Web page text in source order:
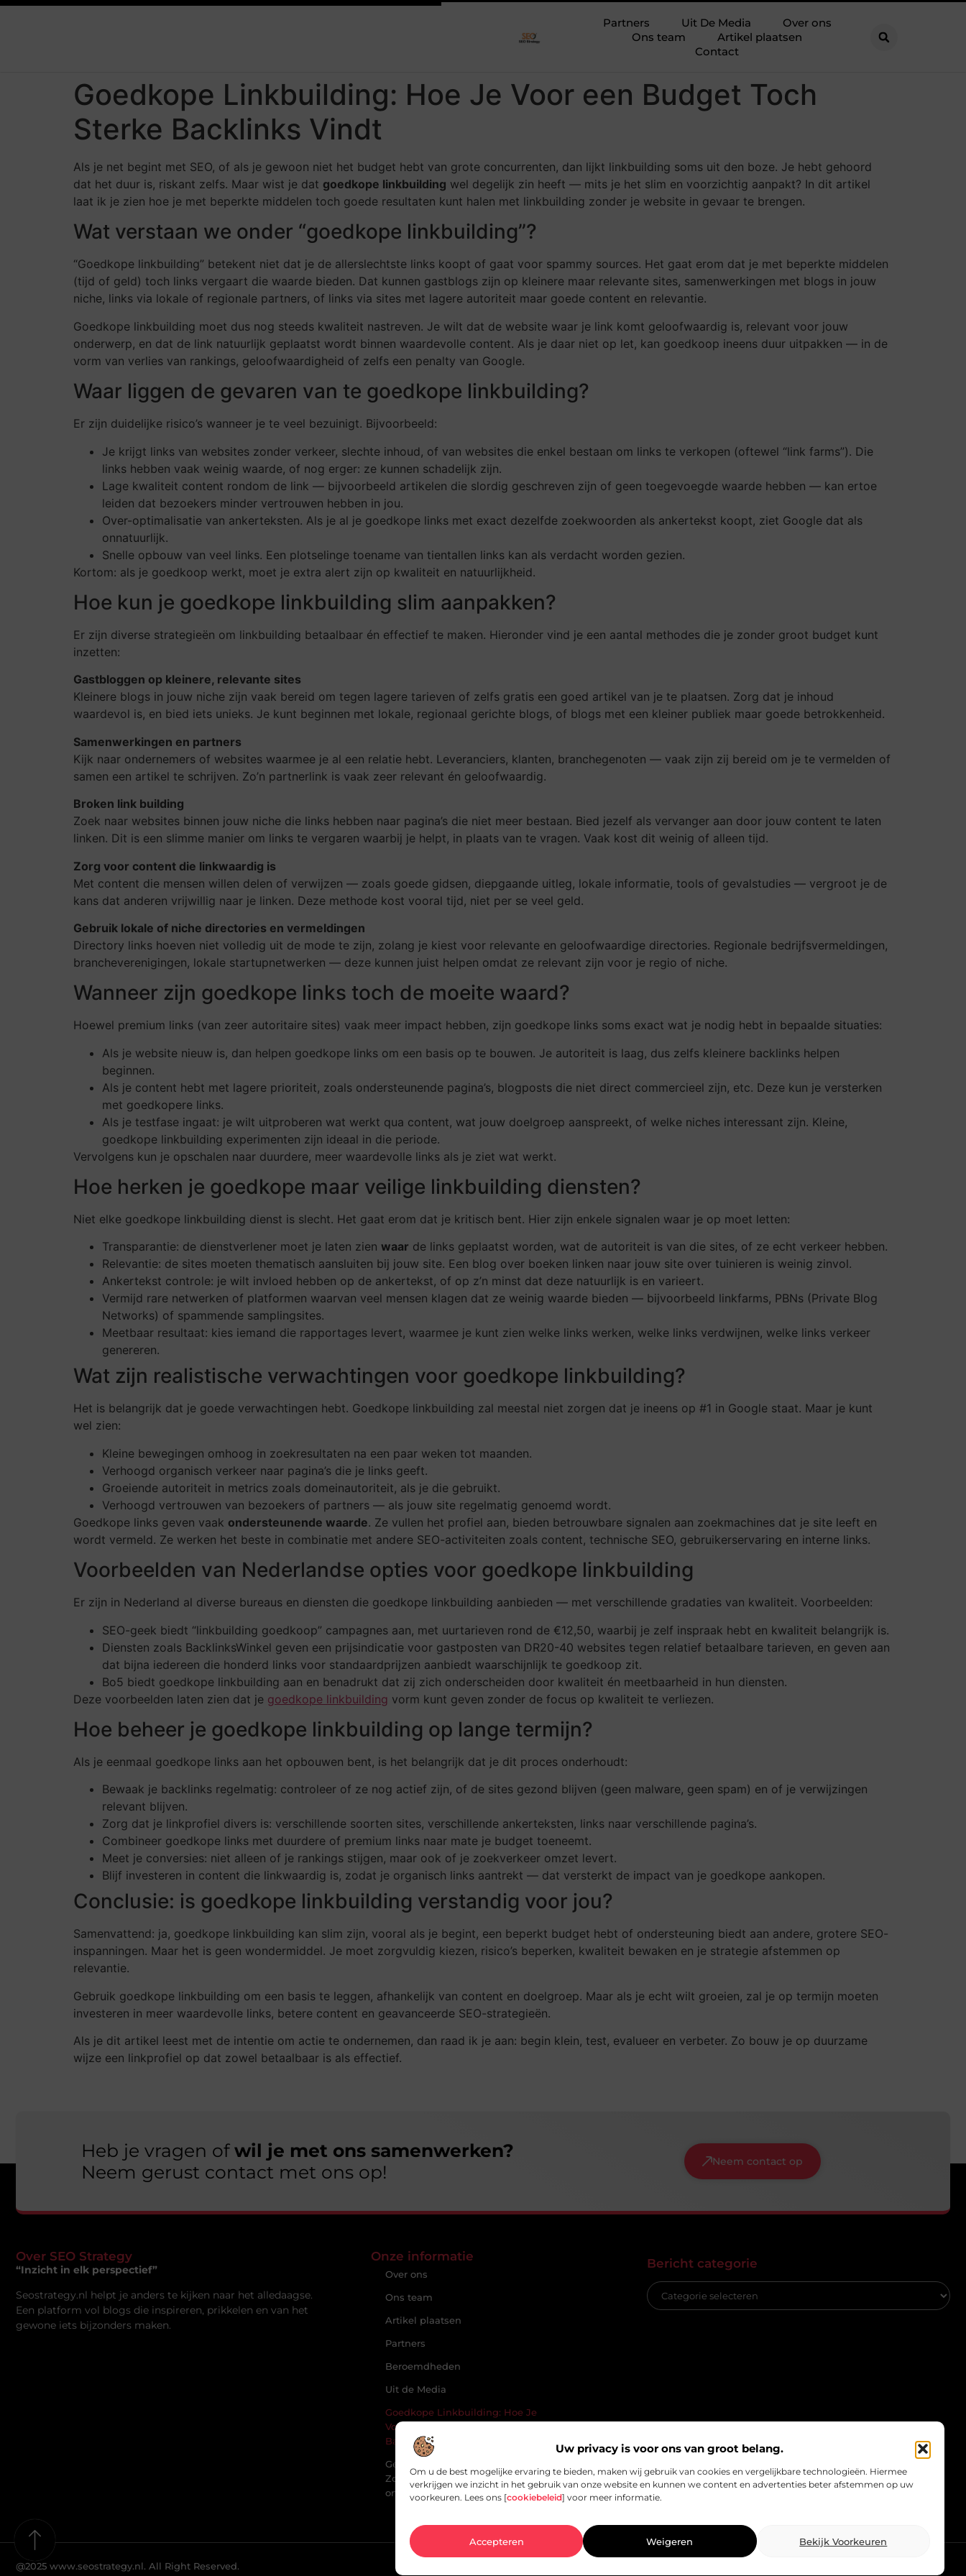
Uw privacy is voor ons van groot belang.
Om u de best mogelijke ervaring te bieden, maken wij gebruik van cookies en vergelijkbare technologieën. Hiermee
verkrijgen we inzicht in het gebruik van onze website en kunnen we content en advertenties beter afstemmen op uw
voorkeuren. Lees ons [cookiebeleid] voor meer informatie.
Accepteren Weigeren Bekijk Voorkeuren
Partners Uit De Media
Over ons
Ons team
Artikel plaatsen
Contact
Goedkope Linkbuilding: Hoe Je Voor een Budget Toch
Sterke Backlinks Vindt
Als je net begint met SEO, of als je gewoon niet het budget hebt van grote concurrenten, dan lijkt linkbuilding soms uit den boze. Je hebt gehoord
dat het duur is, riskant zelfs. Maar wist je dat goedkope linkbuilding wel degelijk zin heeft — mits je het slim en voorzichtig aanpakt? In dit artikel
laat ik je zien hoe je met beperkte middelen toch goede resultaten kunt halen met linkbuilding zonder je website in gevaar te brengen.
Wat verstaan we onder “goedkope linkbuilding”?
“Goedkope linkbuilding” betekent niet dat je de allerslechtste links koopt of gaat voor spammy sources. Het gaat erom dat je met beperkte middelen
(tijd of geld) toch links vergaart die waarde bieden. Dat kunnen gastblogs zijn op kleinere maar relevante sites, samenwerkingen met blogs in jouw
niche, links via lokale of regionale partners, of links via sites met lagere autoriteit maar goede content en relevantie.
Goedkope linkbuilding moet dus nog steeds kwaliteit nastreven. Je wilt dat de website waar je link komt geloofwaardig is, relevant voor jouw
onderwerp, en dat de link natuurlijk geplaatst wordt binnen waardevolle content. Als je daar niet op let, kan goedkoop ineens duur uitpakken — in de
vorm van verlies van rankings, geloofwaardigheid of zelfs een penalty van Google.
Waar liggen de gevaren van te goedkope linkbuilding?
Er zijn duidelijke risico’s wanneer je te veel bezuinigt. Bijvoorbeeld:
Je krijgt links van websites zonder verkeer, slechte inhoud, of van websites die enkel bestaan om links te verkopen (oftewel “link farms”). Die
links hebben vaak weinig waarde, of nog erger: ze kunnen schadelijk zijn.
Lage kwaliteit content rondom de link — bijvoorbeeld artikelen die slordig geschreven zijn of geen toegevoegde waarde hebben — kan ertoe
leiden dat bezoekers minder vertrouwen hebben in jou.
Over-optimalisatie van ankerteksten. Als je al je goedkope links met exact dezelfde zoekwoorden als ankertekst koopt, ziet Google dat als
onnatuurlijk.
Snelle opbouw van veel links. Een plotselinge toename van tientallen links kan als verdacht worden gezien.
Kortom: als je goedkoop werkt, moet je extra alert zijn op kwaliteit en natuurlijkheid.
Hoe kun je goedkope linkbuilding slim aanpakken?
Er zijn diverse strategieën om linkbuilding betaalbaar én effectief te maken. Hieronder vind je een aantal methodes die je zonder groot budget kunt
inzetten:
Gastbloggen op kleinere, relevante sites
Kleinere blogs in jouw niche zijn vaak bereid om tegen lagere tarieven of zelfs gratis een goed artikel van je te plaatsen. Zorg dat je inhoud
waardevol is, en bied iets unieks. Je kunt beginnen met lokale, regionaal gerichte blogs, of blogs met een kleiner publiek maar goede betrokkenheid.
Samenwerkingen en partners
Kijk naar ondernemers of websites waarmee je al een relatie hebt. Leveranciers, klanten, branchegenoten — vaak zijn zij bereid om je te vermelden of
samen een artikel te schrijven. Zo’n partnerlink is vaak zeer relevant én geloofwaardig.
Broken link building
Zoek naar websites binnen jouw niche die links hebben naar pagina’s die niet meer bestaan. Bied jezelf als vervanger aan door jouw content te laten
linken. Dit is een slimme manier om links te vergaren waarbij je helpt, in plaats van te vragen. Vaak kost dit weinig of alleen tijd.
Zorg voor content die linkwaardig is
Met content die mensen willen delen of verwijzen — zoals goede gidsen, diepgaande uitleg, lokale informatie, tools of gevalstudies — vergroot je de
kans dat anderen vrijwillig naar je linken. Deze methode kost vooral tijd, niet per se veel geld.
Gebruik lokale of niche directories en vermeldingen
Directory links hoeven niet volledig uit de mode te zijn, zolang je kiest voor relevante en geloofwaardige directories. Regionale bedrijfsvermeldingen,
brancheverenigingen, lokale startupnetwerken — deze kunnen juist helpen omdat ze relevant zijn voor je regio of niche.
Wanneer zijn goedkope links toch de moeite waard?
Hoewel premium links (van zeer autoritaire sites) vaak meer impact hebben, zijn goedkope links soms exact wat je nodig hebt in bepaalde situaties:
Als je website nieuw is, dan helpen goedkope links om een basis op te bouwen. Je autoriteit is laag, dus zelfs kleinere backlinks helpen
beginnen.
Als je content hebt met lagere prioriteit, zoals ondersteunende pagina’s, blogposts die niet direct commercieel zijn, etc. Deze kun je versterken
met goedkopere links.
Als je testfase ingaat: je wilt uitproberen wat werkt qua content, wat jouw doelgroep aanspreekt, of welke niches interessant zijn. Kleine,
goedkope linkbuilding experimenten zijn ideaal in die periode.
Vervolgens kun je opschalen naar duurdere, meer waardevolle links als je ziet wat werkt.
Hoe herken je goedkope maar veilige linkbuilding diensten?
Niet elke goedkope linkbuilding dienst is slecht. Het gaat erom dat je kritisch bent. Hier zijn enkele signalen waar je op moet letten:
Transparantie: de dienstverlener moet je laten zien waar de links geplaatst worden, wat de autoriteit is van die sites, of ze echt verkeer hebben.
Relevantie: de sites moeten thematisch aansluiten bij jouw site. Een blog over boeken linken naar jouw site over tuinieren is weinig zinvol.
Ankertekst controle: je wilt invloed hebben op de ankertekst, of op z’n minst dat deze natuurlijk is en varieert.
Vermijd rare netwerken of platformen waarvan veel mensen klagen dat ze weinig waarde bieden — bijvoorbeeld linkfarms, PBNs (Private Blog
Networks) of spammende samplingsites.
Meetbaar resultaat: kies iemand die rapportages levert, waarmee je kunt zien welke links werken, welke links verdwijnen, welke links verkeer
genereren.
Wat zijn realistische verwachtingen voor goedkope linkbuilding?
Het is belangrijk dat je goede verwachtingen hebt. Goedkope linkbuilding zal meestal niet zorgen dat je ineens op #1 in Google staat. Maar je kunt
wel zien:
Kleine bewegingen omhoog in zoekresultaten na een paar weken tot maanden.
Verhoogd organisch verkeer naar pagina’s die je links geeft.
Groeiende autoriteit in metrics zoals domeinautoriteit, als je die gebruikt.
Verhoogd vertrouwen van bezoekers of partners — als jouw site regelmatig genoemd wordt.
Goedkope links geven vaak ondersteunende waarde. Ze vullen het profiel aan, bieden betrouwbare signalen aan zoekmachines dat je site leeft en
wordt vermeld. Ze werken het beste in combinatie met andere SEO-activiteiten zoals content, technische SEO, gebruikerservaring en interne links.
Voorbeelden van Nederlandse opties voor goedkope linkbuilding
Er zijn in Nederland al diverse bureaus en diensten die goedkope linkbuilding aanbieden — met verschillende gradaties van kwaliteit. Voorbeelden:
SEO-geek biedt “linkbuilding goedkoop” campagnes aan, met uurtarieven rond de €12,50, waarbij je zelf inspraak hebt en kwaliteit belangrijk is.
Diensten zoals BacklinksWinkel geven een prijsindicatie voor gastposten van DR20-40 websites tegen relatief betaalbare tarieven, en geven aan
dat bijna iedereen die honderd links voor standaardprijzen aanbiedt waarschijnlijk te goedkoop zit.
Bo5 biedt goedkope linkbuilding aan en benadrukt dat zij zich onderscheiden door kwaliteit én meetbaarheid in hun diensten.
Deze voorbeelden laten zien dat je goedkope linkbuilding vorm kunt geven zonder de focus op kwaliteit te verliezen.
Hoe beheer je goedkope linkbuilding op lange termijn?
Als je eenmaal goedkope links aan het opbouwen bent, is het belangrijk dat je dit proces onderhoudt:
Bewaak je backlinks regelmatig: controleer of ze nog actief zijn, of de sites gezond blijven (geen malware, geen spam) en of je verwijzingen
relevant blijven.
Zorg dat je linkprofiel divers is: verschillende soorten sites, verschillende ankerteksten, links naar verschillende pagina’s.
Combineer goedkope links met duurdere of premium links naar mate je budget toeneemt.
Meet je conversies: niet alleen of je rankings stijgen, maar ook of je zoekverkeer omzet levert.
Blijf investeren in content die linkwaardig is, zodat je organisch links aantrekt — dat versterkt de impact van je goedkope aankopen.
Conclusie: is goedkope linkbuilding verstandig voor jou?
Samenvattend: ja, goedkope linkbuilding kan slim zijn, vooral als je begint, een beperkt budget hebt of ondersteuning biedt aan andere, grotere SEO-
inspanningen. Maar het is geen wondermiddel. Je moet zorgvuldig kiezen, risico’s beperken, kwaliteit bewaken en je strategie afstemmen op
relevantie.
Gebruik goedkope linkbuilding om een basis te leggen, afhankelijk van content en doelgroep. Maar als je echt wilt groeien, zal je op termijn moeten
investeren in meer waardevolle links, betere content en geavanceerde SEO-strategieën.
Als je dit artikel leest met de intentie om actie te ondernemen, dan raad ik je aan: begin klein, test, evalueer en verbeter. Zo bouw je op duurzame
wijze een linkprofiel op dat zowel betaalbaar is als effectief.
Heb je vragen ofwil je met ons samenwerken?
Neem gerust contact met ons op!
Neem contact op
Over SEO Strategy
“Inzicht in elk perspectief”
Seostrategy.nl helpt je anders te kijken naar het alledaagse.
Een platform vol blogs die inspireren, prikkelen en van het
gewone iets bijzonders maken.
Onze informatie
Over ons
Ons team
Artikel plaatsen
Partners
Beroemdheden
Uit de Media
Goedkope Linkbuilding: Hoe Je
Voor een Budget Toch Sterke
Backlinks Vindt
Geld verdienen met je website:
Zo bouw je een winstgevend
online platform
Bericht categorie
@2025 www.seostrategy.nl. All Right Reserved.